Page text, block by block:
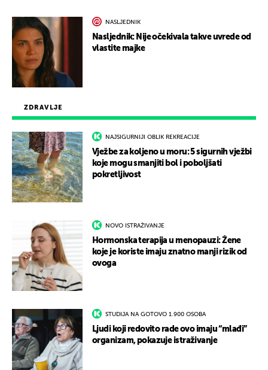
ZDRAVLJE
NAJSIGURNIJI OBLIK REKREACIJE
Vježbe za koljeno u moru: 5 sigurnih vježbi
koje mogu smanjiti bol i poboljšati
pokretljivost
NOVO ISTRAŽIVANJE
Hormonska terapija u menopauzi: Žene
koje je koriste imaju znatno manji rizik od
ovoga
STUDIJA NA GOTOVO 1.900 OSOBA
Ljudi koji redovito rade ovo imaju “mlađi”
organizam, pokazuje istraživanje
NASLJEDNIK
Nasljednik: Nije očekivala takve uvrede od
vlastite majke